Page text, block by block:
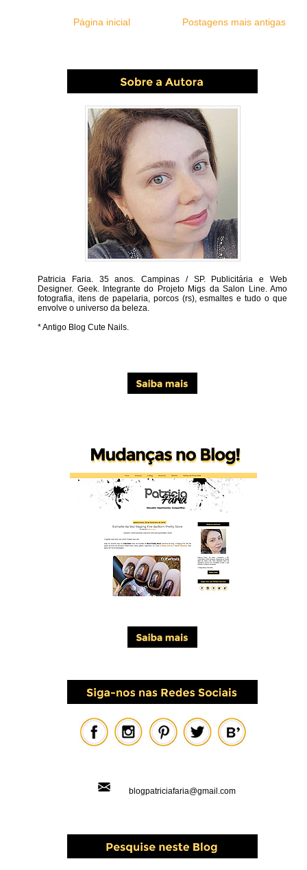
Postagens mais antigas
Página inicial
Patricia Faria. 35 anos. Campinas / SP. Publicitária e Web
Designer. Geek. Integrante do Projeto Migs da Salon Line. Amo
fotografia, itens de papelaria, porcos (rs), esmaltes e tudo o que
envolve o universo da beleza.
* Antigo Blog Cute Nails.
blogpatriciafaria@gmail.com